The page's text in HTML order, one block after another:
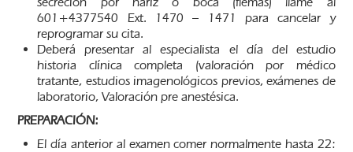
601+4377540 Ext. 1470 – 1471 para cancelar y
reprogramar su cita.
Deberá presentar al especialista el día del estudio
historia clínica completa (valoración por médico
tratante, estudios imagenológicos previos, exámenes de
laboratorio, Valoración pre anestésica.
PREPARACIÓN:
El día anterior al examen comer normalmente hasta 22: